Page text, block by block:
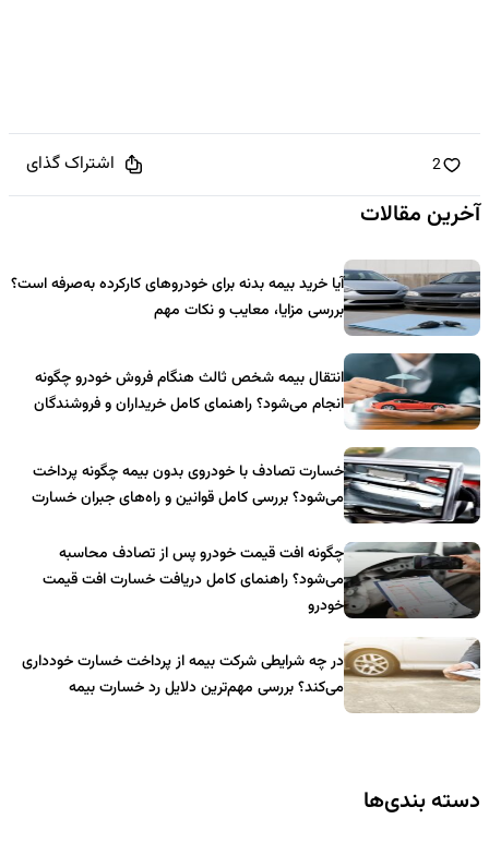
2 اشتراک گذای
آخرین مقالات
آیا خرید بیمه بدنه برای خودروهای کارکرده به‌صرفه است؟
بررسی مزایا، معایب و نکات مهم
انتقال بیمه شخص ثالث هنگام فروش خودرو چگونه
انجام می‌شود؟ راهنمای کامل خریداران و فروشندگان
خسارت تصادف با خودروی بدون بیمه چگونه پرداخت
می‌شود؟ بررسی کامل قوانین و راه‌های جبران خسارت
چگونه افت قیمت خودرو پس از تصادف محاسبه
می‌شود؟ راهنمای کامل دریافت خسارت افت قیمت
خودرو
در چه شرایطی شرکت بیمه از پرداخت خسارت خودداری
می‌کند؟ بررسی مهم‌ترین دلایل رد خسارت بیمه
دسته بندی‌ها